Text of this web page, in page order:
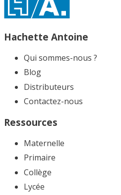
Hachette Antoine
Qui sommes-nous ?
Blog
Distributeurs
Contactez-nous
Ressources
Maternelle
Primaire
Collège
Lycée